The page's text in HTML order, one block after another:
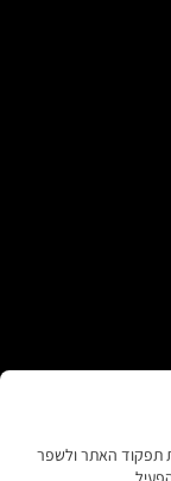
תפקוד האתר ולשפר